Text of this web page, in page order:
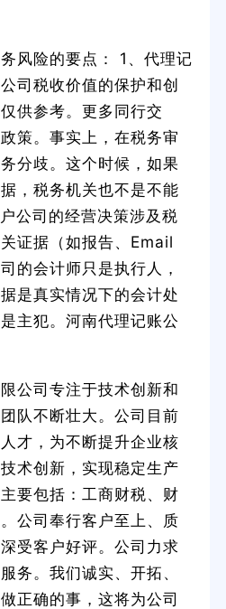
风险的要点： 1、代理记
司税收价值的保护和创
供参考。更多同行交
策。事实上，在税务审
分歧。这个时候，如果
，税务机关也不是不能
公司的经营决策涉及税
证据（如报告、Email
的会计师只是执行人，
是真实情况下的会计处
主犯。河南代理记账公
公司专注于技术创新和
队不断壮大。公司目前
才，为不断提升企业核
术创新，实现稳定生产
要包括：工商财税、财
公司奉行客户至上、质
受客户好评。公司力求
务。我们诚实、开拓、
正确的事，这将为公司